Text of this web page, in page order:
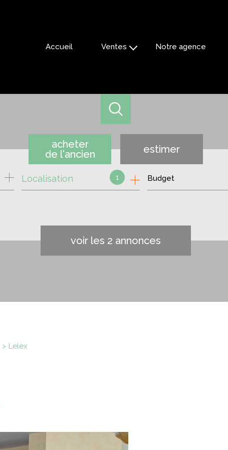
Accueil Ventes
villas
fermes
local commercial
Notre agence
acheter
de l'ancien
de l'ancien
estimer
1
Localisation Budget
voir les 2 annonces
lelex